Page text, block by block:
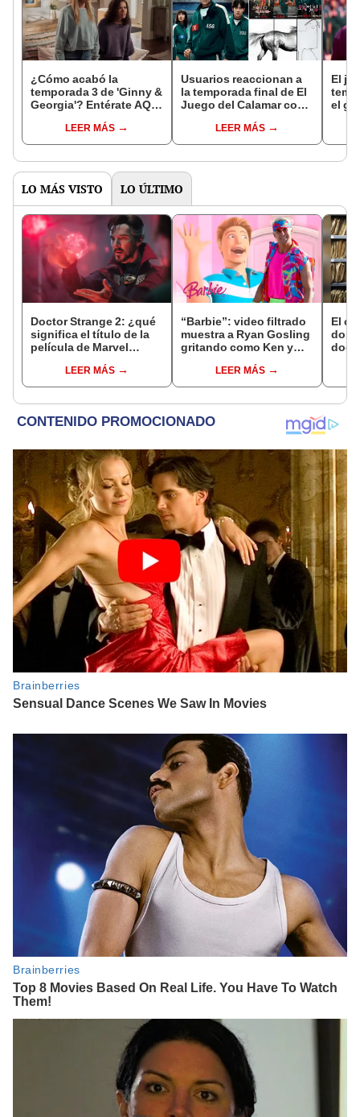
¿Cómo acabó la
temporada 3 de 'Ginny &
Georgia'? Entérate AQUÍ
famosa serie
LEER MÁS
Usuarios reaccionan a
la temporada final de El
Juego del Calamar con
redes sociales: estos
son los más divertidos
LEER MÁS
El
el
LO MÁS VISTO LO ÚLTIMO
Doctor Strange 2: ¿qué
significa el título de la
película de Marvel
LEER MÁS
“Barbie”: video filtrado
muestra a Ryan Gosling
gritando como Ken y
LEER MÁS
El
dos